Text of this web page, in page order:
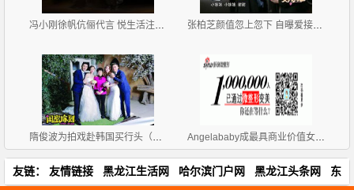
冯小刚徐帆伉俪代言 悦生活注入新内涵 张柏芝颜值忽上忽下 自曝爱接吻时搂腰
隋俊波为拍戏赴韩国买行头（图） Angelababy成最具商业价值女明星 胡歌第二无杨幂
友链： 友情链接 黑龙江生活网 哈尔滨门户网 黑龙江头条网 东